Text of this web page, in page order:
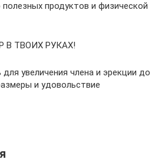
продуктов и физической
В ТВОИХ РУКАХ!
увеличения члена и эрекции до
и удовольствие